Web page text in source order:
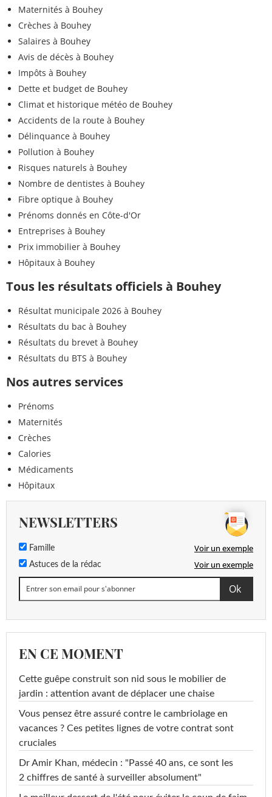
Maternités à Bouhey
Crèches à Bouhey
Salaires à Bouhey
Avis de décès à Bouhey
Impôts à Bouhey
Dette et budget de Bouhey
Climat et historique météo de Bouhey
Accidents de la route à Bouhey
Délinquance à Bouhey
Pollution à Bouhey
Risques naturels à Bouhey
Nombre de dentistes à Bouhey
Fibre optique à Bouhey
Prénoms donnés en Côte-d'Or
Entreprises à Bouhey
Prix immobilier à Bouhey
Hôpitaux à Bouhey
Tous les résultats officiels à Bouhey
Résultat municipale 2026 à Bouhey
Résultats du bac à Bouhey
Résultats du brevet à Bouhey
Résultats du BTS à Bouhey
Nos autres services
Prénoms
Maternités
Crèches
Calories
Médicaments
Hôpitaux
NEWSLETTERS
Famille Voir un exemple
Astuces de la rédac Voir un exemple
EN CE MOMENT
Cette guêpe construit son nid sous le mobilier de
jardin : attention avant de déplacer une chaise
Vous pensez être assuré contre le cambriolage en
vacances ? Ces petites lignes de votre contrat sont
cruciales
Dr Amir Khan, médecin : "Passé 40 ans, ce sont les
2 chiffres de santé à surveiller absolument"